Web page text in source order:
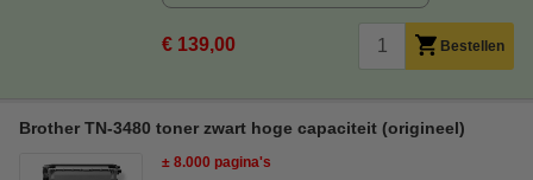
€ 139,00 Bestellen
Brother TN-3480 toner zwart hoge capaciteit (origineel)
± 8.000 pagina's